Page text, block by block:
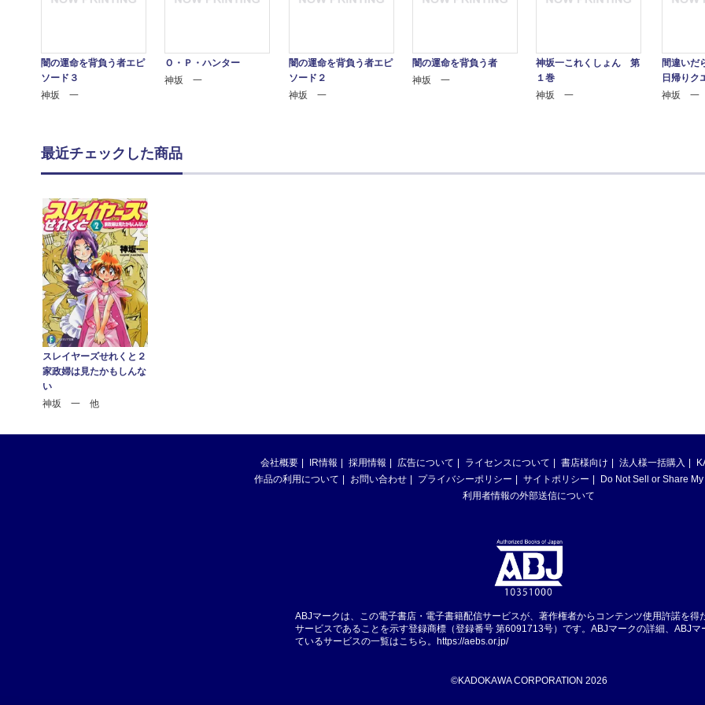
闇の運命を背負う者エピ
ソード３
神坂 一
Ｏ・Ｐ・ハンター
神坂 一
闇の運命を背負う者エピ
ソード２
神坂 一
闇の運命を背負う者
神坂 一
神坂一これくしょん 第
１巻
神坂 一
間違いだ
日帰りク
神坂 一
最近チェックした商品
スレイヤーズせれくと２
家政婦は見たかもしんな
い
神坂 一 他
会社概要 IR情報 採用情報 広告について ライセンスについて 書店様向け 法人様一括購入
作品の利用について
お問い合わせ プライバシーポリシー サイトポリシー
Do Not Sell or Share
利用者情報の外部送信について
ABJマークは、この電子書店・電子書籍配信サービスが、著作権者からコンテンツ使用許諾を得
サービスであることを示す登録商標（登録番号 第6091713号）です。ABJマークの詳細、ABJマ
ているサービスの一覧はこちら。 https://aebs.or.jp/
©KADOKAWA CORPORATION 2026